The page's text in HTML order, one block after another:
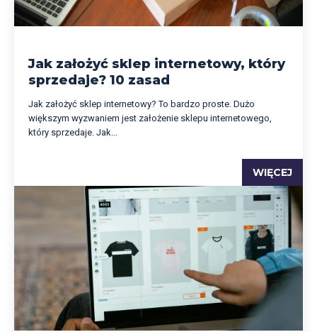
Jak założyć sklep internetowy, który
sprzedaje? 10 zasad
Jak założyć sklep internetowy? To bardzo proste. Dużo
większym wyzwaniem jest założenie sklepu internetowego,
który sprzedaje. Jak...
WIĘCEJ